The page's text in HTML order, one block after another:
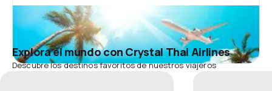
Explora el mundo con Crystal Thai Airlines
Descubre los destinos favoritos de nuestros viajeros